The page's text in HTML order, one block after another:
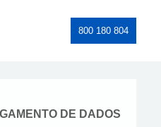
800 180 804
DE DADOS